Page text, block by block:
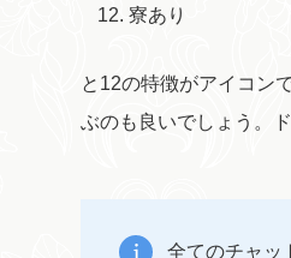
寮あり
と12の特徴がアイコン
ぶのも良いでしょう。
全てのチャッ